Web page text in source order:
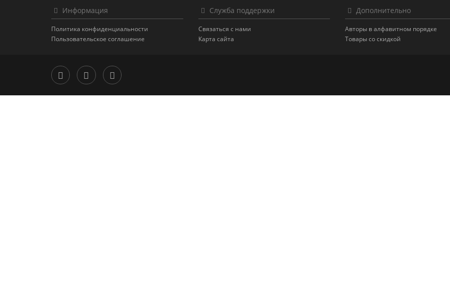
Информация
Политика конфиденциальности
Пользовательское соглашение
Служба поддержки
Связаться с нами
Карта сайта
Дополнительно
Авторы в алфавитном порядке
Товары со скидкой